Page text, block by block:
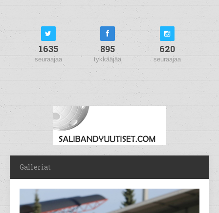
1635
seuraajaa
895
tykkääjää
620
seuraajaa
Galleriat